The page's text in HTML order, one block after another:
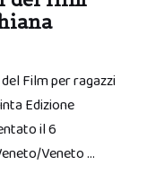
Film per ragazzi
Edizione
il 6
Veneto …